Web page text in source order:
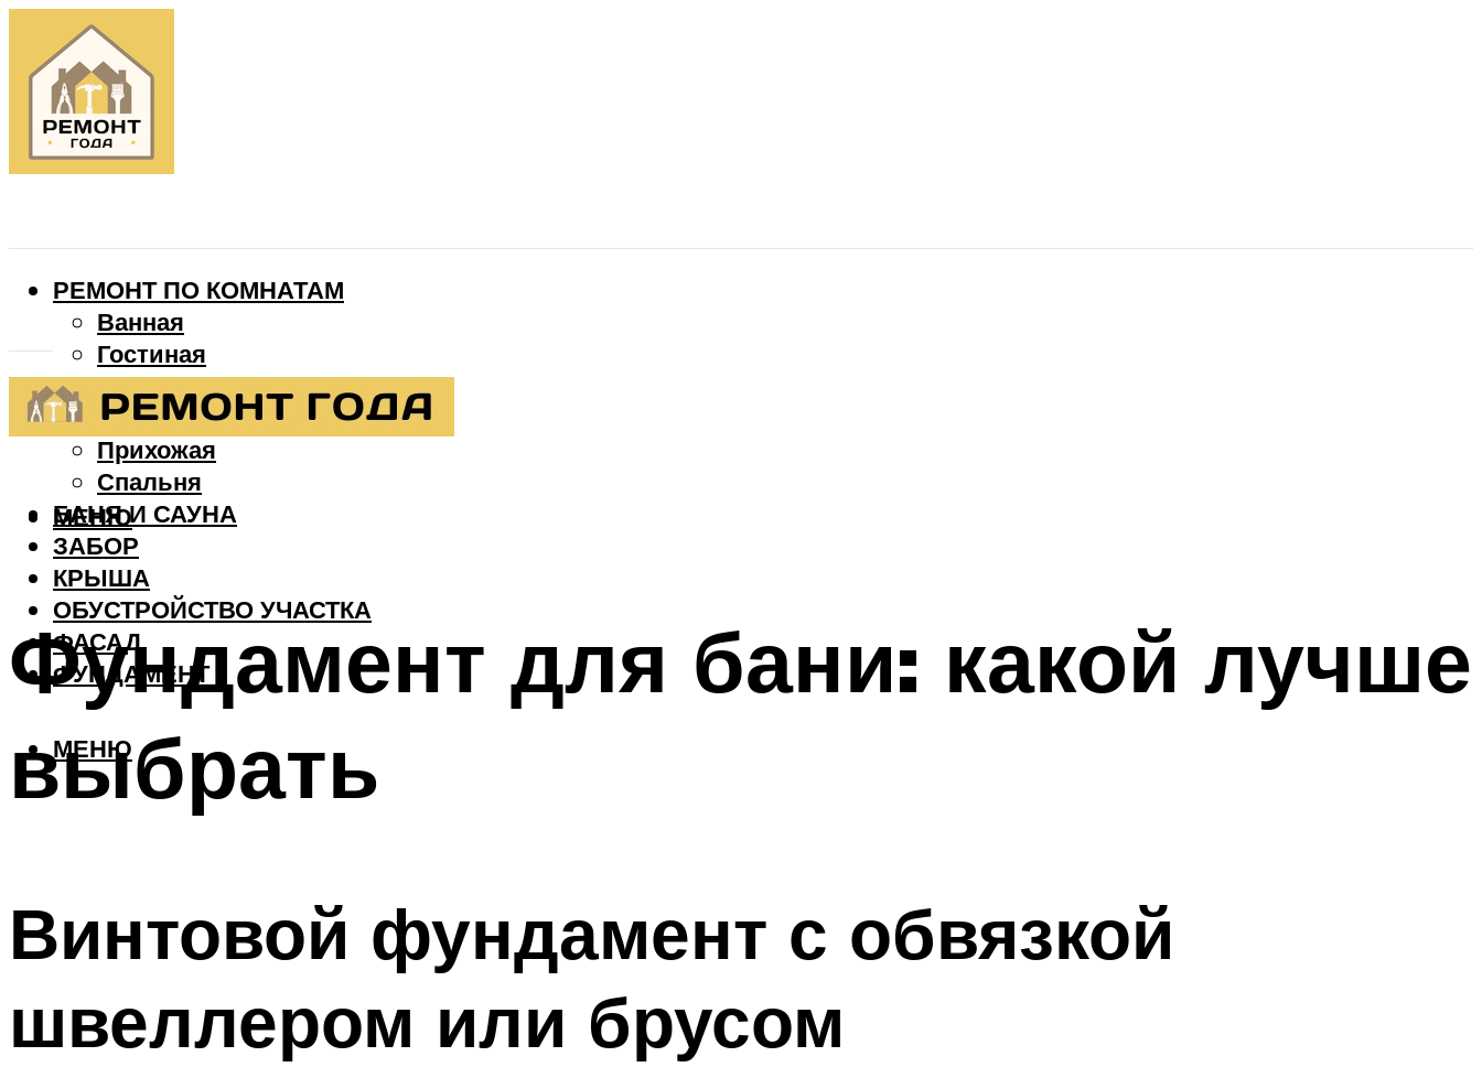
РЕМОНТ ПО КОМНАТАМ
Ванная
Гостиная
Детская
Кухня
Прихожая
Спальня
БАНЯ И САУНА
ЗАБОР
КРЫША
ОБУСТРОЙСТВО УЧАСТКА
ФАСАД
ФУНДАМЕНТ
МЕНЮ
МЕНЮ
Фундамент для бани: какой лучше
выбрать
Винтовой фундамент с обвязкой
швеллером или брусом